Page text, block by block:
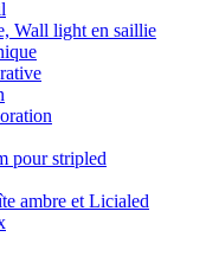
Wall light en saillie
pour stripled
ambre et Licialed